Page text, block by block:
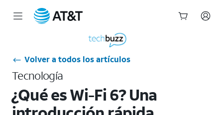
Volver a todos los artículos
Tecnología
¿Qué es Wi-Fi 6? Una